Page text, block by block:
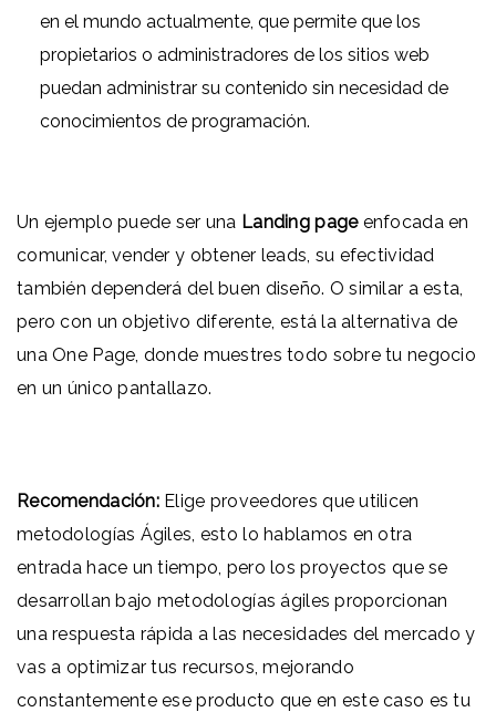
en el mundo actualmente, que permite que los
propietarios o administradores de los sitios web
puedan administrar su contenido sin necesidad de
conocimientos de programación.
Un ejemplo puede ser una Landing pageenfocada en
comunicar, vender y obtener leads, su efectividad
también dependerá del buen diseño. O similar a esta,
pero con un objetivo diferente, está la alternativa de
una One Page, donde muestres todo sobre tu negocio
en un único pantallazo.
Recomendación:Elige proveedores que utilicen
metodologías Ágiles, esto lo hablamos en otra
entrada hace un tiempo, pero los proyectos que se
desarrollan bajo metodologías ágiles proporcionan
una respuesta rápida a las necesidades del mercado y
vas a optimizar tus recursos, mejorando
constantemente ese producto que en este caso es tu